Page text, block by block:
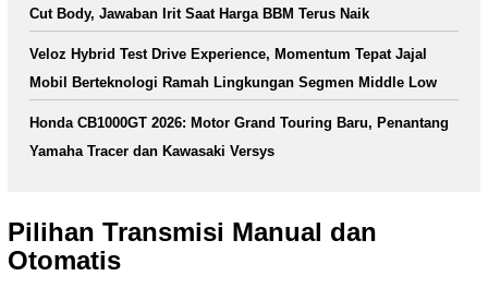
Cut Body, Jawaban Irit Saat Harga BBM Terus Naik
Veloz Hybrid Test Drive Experience, Momentum Tepat Jajal
Mobil Berteknologi Ramah Lingkungan Segmen Middle Low
Honda CB1000GT 2026: Motor Grand Touring Baru, Penantang
Yamaha Tracer dan Kawasaki Versys
Pilihan Transmisi Manual dan
Otomatis